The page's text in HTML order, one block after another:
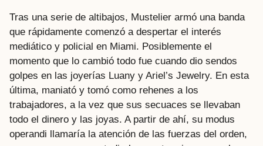
Tras una serie de altibajos, Mustelier armó una banda
que rápidamente comenzó a despertar el interés
mediático y policial en Miami. Posiblemente el
momento que lo cambió todo fue cuando dio sendos
golpes en las joyerías Luany y Ariel’s Jewelry. En esta
última, maniató y tomó como rehenes a los
trabajadores, a la vez que sus secuaces se llevaban
todo el dinero y las joyas. A partir de ahí, su modus
operandi llamaría la atención de las fuerzas del orden,